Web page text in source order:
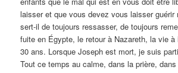
laisser et que vous devez vous laisser guérir
sert-il de toujours ressasser, de toujours
fuite en Égypte, le retour à Nazareth, la vie à
30 ans. Lorsque Joseph est mort, je suis
Tout ce temps au calme, dans la prière,